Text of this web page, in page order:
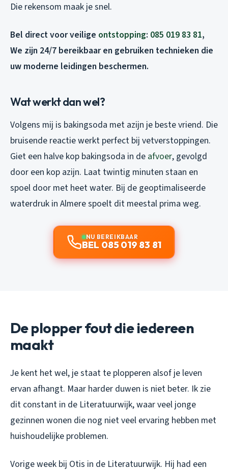
Die rekensom maak je snel.
Bel direct voor veilige ontstopping: 085 019 83 81,
We zijn 24/7 bereikbaar en gebruiken technieken die
uw moderne leidingen beschermen.
Wat werkt dan wel?
Volgens mij is bakingsoda met azijn je beste vriend. Die
bruisende reactie werkt perfect bij vetverstoppingen.
Giet een halve kop bakingsoda in de afvoer, gevolgd
door een kop azijn. Laat twintig minuten staan en
spoel door met heet water. Bij de geoptimaliseerde
waterdruk in Almere spoelt dit meestal prima weg.
NU BEREIKBAAR
BEL 085 019 83 81
De plopper fout die iedereen
maakt
Je kent het wel, je staat te plopperen alsof je leven
ervan afhangt. Maar harder duwen is niet beter. Ik zie
dit constant in de Literatuurwijk, waar veel jonge
gezinnen wonen die nog niet veel ervaring hebben met
huishoudelijke problemen.
Vorige week bij Otis in de Literatuurwijk. Hij had een